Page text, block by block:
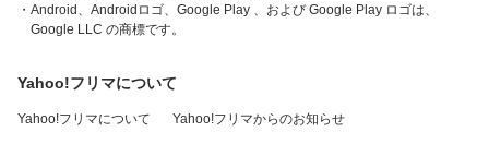
・Android、Androidロゴ、Google Play 、および Google Play ロゴは、
Google LLC の商標です。
Yahoo!フリマについて
Yahoo!フリマについて Yahoo!フリマからのお知らせ